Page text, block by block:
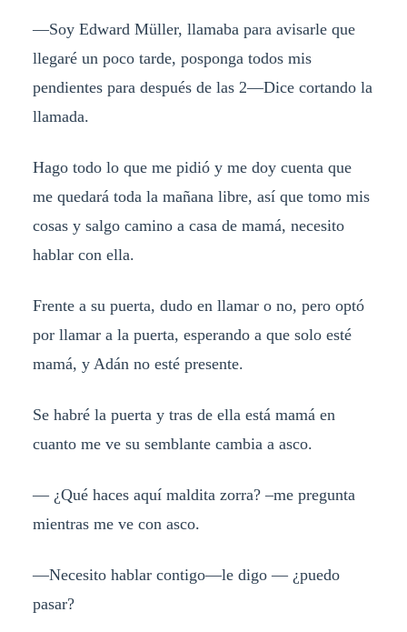
—Soy Edward Müller, llamaba para avisarle que
llegaré un poco tarde, posponga todos mis
pendientes para después de las 2—Dice cortando la
llamada.
Hago todo lo que me pidió y me doy cuenta que
me quedará toda la mañana libre, así que tomo mis
cosas y salgo camino a casa de mamá, necesito
hablar con ella.
Frente a su puerta, dudo en llamar o no, pero optó
por llamar a la puerta, esperando a que solo esté
mamá, y Adán no esté presente.
Se habré la puerta y tras de ella está mamá en
cuanto me ve su semblante cambia a asco.
— ¿Qué haces aquí maldita zorra? –me pregunta
mientras me ve con asco.
—Necesito hablar contigo—le digo — ¿puedo
pasar?